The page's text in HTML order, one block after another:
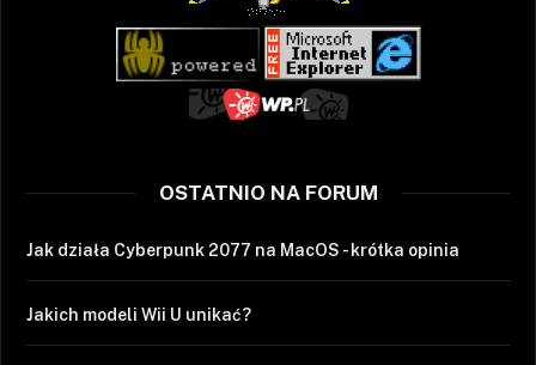
OSTATNIO NA FORUM
Jak działa Cyberpunk 2077 na MacOS - krótka opinia
Jakich modeli Wii U unikać?